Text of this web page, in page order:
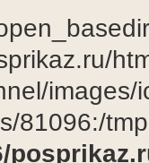
81096:/